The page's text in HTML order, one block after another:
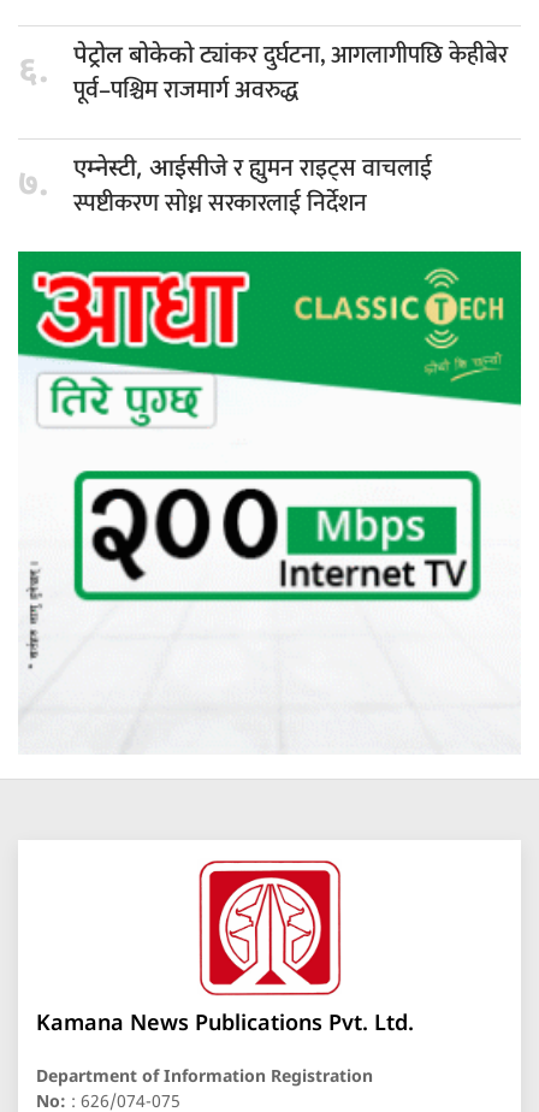
६. पेट्रोल बोकेकोट्यांकर दुर्घटना, आगलागीपछि केहीबेर
पूर्व–पश्चिम राजमार्ग अवरुद्ध
७. एम्नेस्टी, आईसीजेर ह्युमन राइट्स वाचलाई
स्पष्टीकरण सोध्न सरकारलाई निर्देशन
Kamana News Publications Pvt. Ltd.
Department of Information Registration
No: : 626/074-075